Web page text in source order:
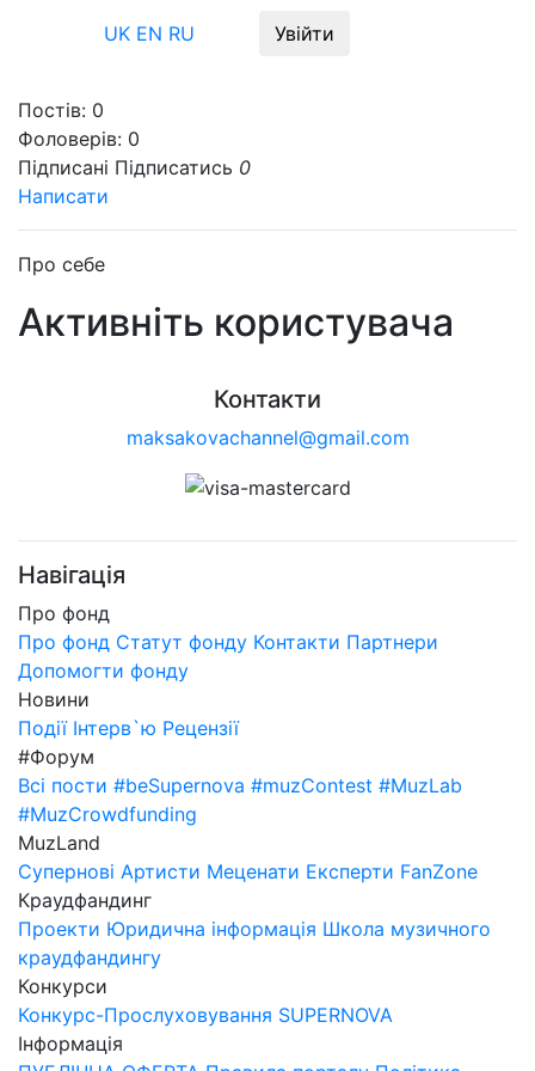
UK EN RU Увійти
Постів: 0
Фоловерів: 0
Підписані Підписатись 0
Написати
Про себе
Активніть користувача
Контакти
maksakovachannel@gmail.com
Навігація
Про фонд
Про фонд Статут фонду Контакти Партнери
Допомогти фонду
Новини
Події Інтерв`ю Рецензії
#Форум
Всі пости #beSupernova #muzContest #MuzLab
#MuzCrowdfunding
MuzLand
Супернові Артисти Меценати Експерти FanZone
Краудфандинг
Проекти Юридична інформація Школа музичного
краудфандингу
Конкурси
Конкурс-Прослуховування SUPERNOVA
Інформація